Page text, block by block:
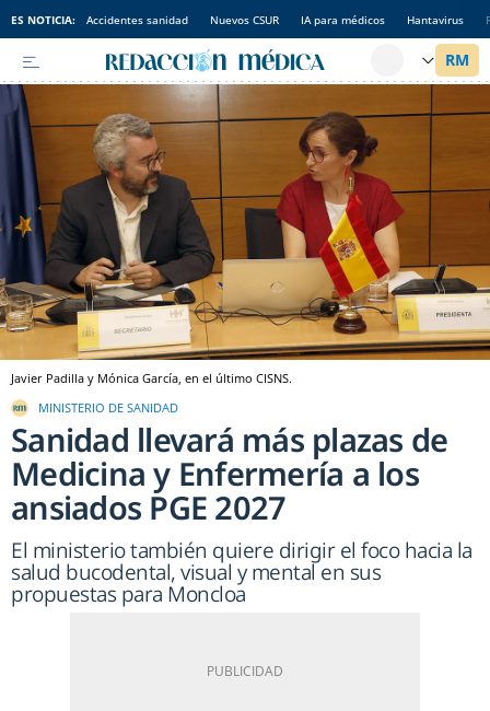
ES NOTICIA: Accidentes sanidad Nuevos CSUR IA para médicos Hantavirus
Javier Padilla y Mónica García, en el último CISNS.
MINISTERIO DE SANIDAD
Sanidad llevará más plazas de
Medicina y Enfermería a los
ansiados PGE 2027
El ministerio también quiere dirigir el foco hacia la
salud bucodental, visual y mental en sus
propuestas para Moncloa